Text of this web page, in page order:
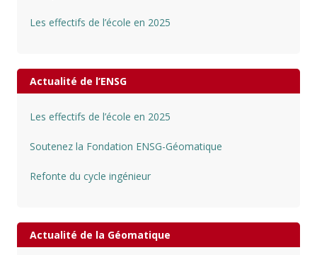
Les effectifs de l’école en 2025
Actualité de l’ENSG
Les effectifs de l’école en 2025
Soutenez la Fondation ENSG-Géomatique
Refonte du cycle ingénieur
Actualité de la Géomatique